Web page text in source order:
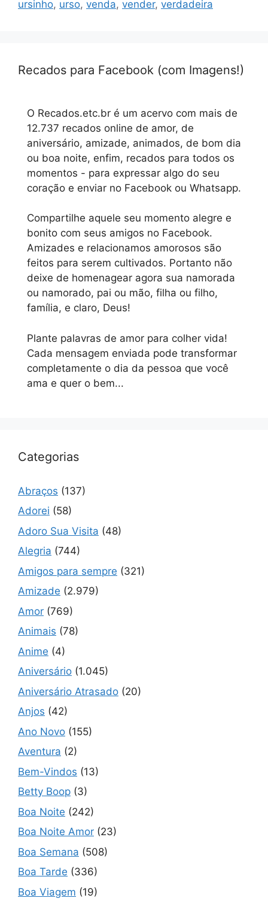
ursinho, urso, venda, vender, verdadeira
Recados para Facebook (com Imagens!)
O Recados.etc.br é um acervo com mais de
12.737 recados online de amor, de
aniversário, amizade, animados, de bom dia
ou boa noite, enfim, recados para todos os
momentos - para expressar algo do seu
coração e enviar no Facebook ou Whatsapp.
Compartilhe aquele seu momento alegre e
bonito com seus amigos no Facebook.
Amizades e relacionamos amorosos são
feitos para serem cultivados. Portanto não
deixe de homenagear agora sua namorada
ou namorado, pai ou mão, filha ou filho,
família, e claro, Deus!
Plante palavras de amor para colher vida!
Cada mensagem enviada pode transformar
completamente o dia da pessoa que você
ama e quer o bem...
Categorias
Abraços (137)
Adorei (58)
Adoro Sua Visita (48)
Alegria (744)
Amigos para sempre (321)
Amizade (2.979)
Amor (769)
Animais (78)
Anime (4)
Aniversário (1.045)
Aniversário Atrasado (20)
Anjos (42)
Ano Novo (155)
Aventura (2)
Bem-Vindos (13)
Betty Boop (3)
Boa Noite (242)
Boa Noite Amor (23)
Boa Semana (508)
Boa Tarde (336)
Boa Viagem (19)